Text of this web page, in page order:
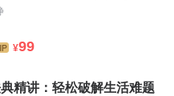
¥99
典精讲：轻松破解生活难题